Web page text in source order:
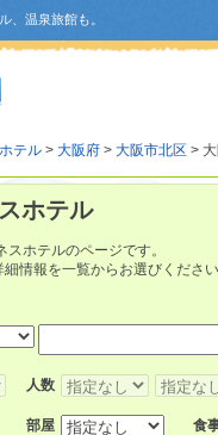
、温泉旅館も。
テル > 大阪府 > 大阪市北区 >
ホテル
ホテルのページです。
情報を一覧からお選びくださ
人数
部屋 食